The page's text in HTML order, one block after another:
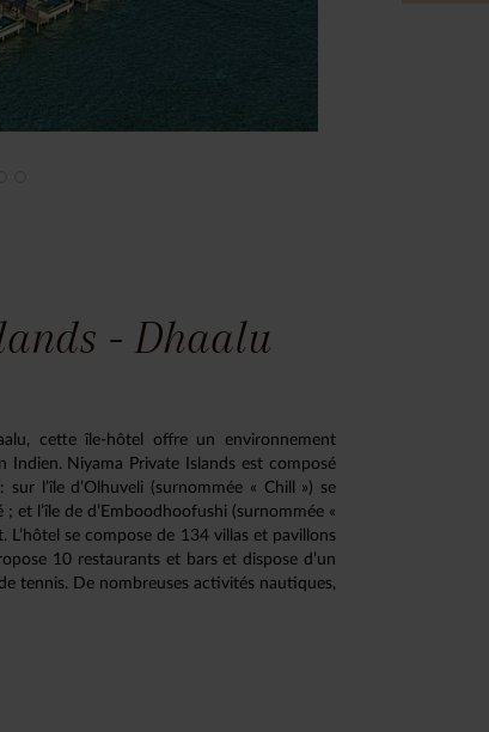
- Dhaalu
cette île-hôtel offre un environnement
Indien. Niyama Private Islands est composé
l’île d’Olhuveli (surnommée « Chill ») se
et l’île de d’Emboodhoofushi (surnommée «
L’hôtel se compose de 134 villas et pavillons
10 restaurants et bars et dispose d’un
tennis. De nombreuses activités nautiques,